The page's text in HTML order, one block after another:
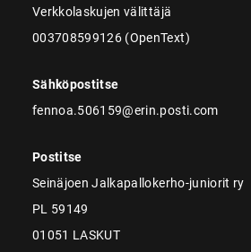
Verkkolaskujen välittäjä
003708599126 (OpenText)
Sähköpostitse
fennoa.506159@erin.posti.com
Postitse
Seinäjoen Jalkapallokerho-juniorit ry
PL 59149
01051 LASKUT